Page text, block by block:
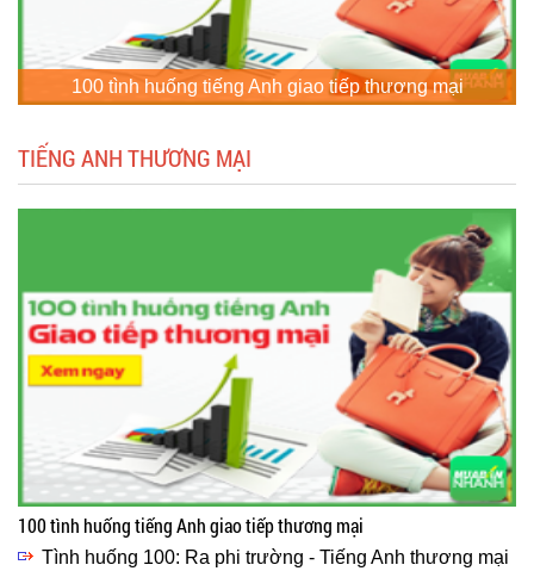
100 tình huống tiếng Anh giao tiếp thương mại
TIẾNG ANH THƯƠNG MẠI
100 tình huống tiếng Anh giao tiếp thương mại
Tình huống 100: Ra phi trường - Tiếng Anh thương mại